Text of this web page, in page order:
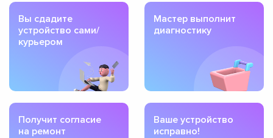
Вы сдадите
устройство сами/
курьером
Мастер выполнит
диагностику
Получит согласие
на ремонт
Ваше устройство
исправно!